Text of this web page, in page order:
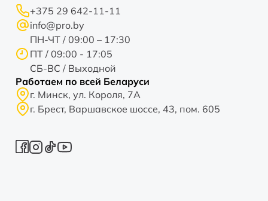
+375 29 642-11-11
info@pro.by
ПН-ЧТ / 09:00 – 17:30
ПТ / 09:00 - 17:05
СБ-ВС / Выходной
Работаем по всей Беларуси
г. Минск, ул. Короля, 7А
г. Брест, Варшавское шоссе, 43, пом. 605